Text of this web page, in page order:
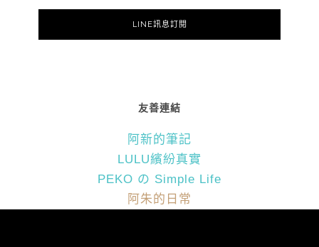
LINE訊息訂閱
友善連結
阿新的筆記
LULU繽紛真實
PEKO の Simple Life
阿朱的日常